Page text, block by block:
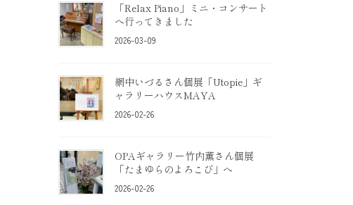
「Relax Piano」ミニ・コンサート
へ行ってきました
2026-03-09
網中いづるさん個展「Utopie」ギ
ャラリーハウスMAYA
2026-02-26
OPAギャラリー竹内薫さん個展
「たまゆらのよろこび」へ
2026-02-26